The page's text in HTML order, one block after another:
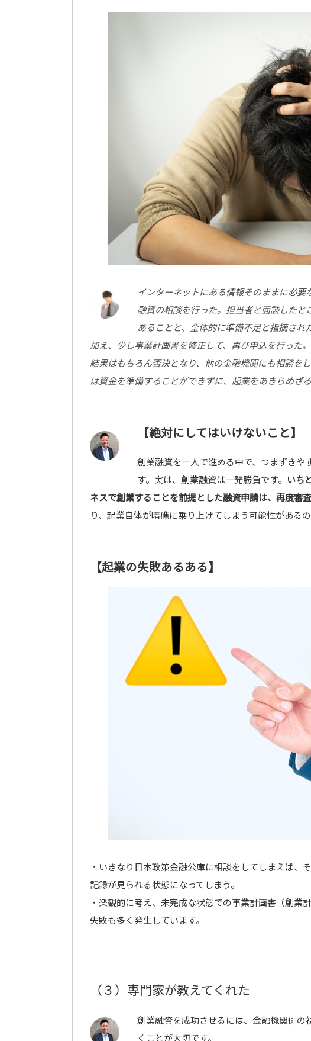
インターネットにある情報そのままに必
融資の相談を行った。担当者と面談した
あることと、全体的に準備不足と指摘さ
加え、少し事業計画書を修正して、再び申込を行った。
結果はもちろん否決となり、他の金融機関にも相談を
は資金を準備することができずに、起業をあきらめざ
【絶対にしてはいけないこと】
創業融資を一人で進める中で、つまずきや
す。実は、創業融資は一発勝負です。 いち
ネスで創業することを前提とした融資申請は、再度審
り、起業自体が暗礁に乗り上げてしまう可能性があるの
【起業の失敗あるある】
・いきなり日本政策金融公庫に相談をしてしまえば、
記録が見られる状態になってしまう。
・楽観的に考え、未完成な状態での事業計画書（創業
失敗も多く発生しています。
（３）専門家が教えてくれた
創業融資を成功させるには、金融機関側
くことが大切です。